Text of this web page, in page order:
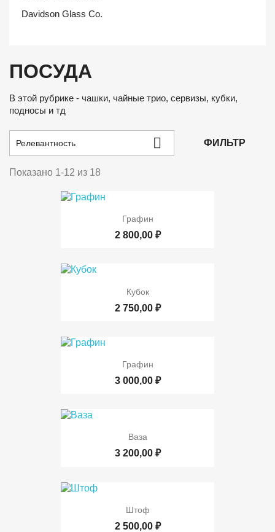
Davidson Glass Co.
ПОСУДА
В этой рубрике - чашки, чайные трио, сервизы, кубки,
подносы и тд
Релевантность  ФИЛЬТР
Показано 1-12 из 18
Графин
2 800,00 ₽
Кубок
2 750,00 ₽
Графин
3 000,00 ₽
Ваза
3 200,00 ₽
Штоф
2 500,00 ₽